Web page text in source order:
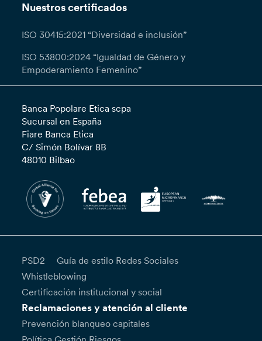
Nuestros certificados
ISO 30415:2021 “Diversidad e inclusión”
ISO 53800:2024 “Igualdad de Género y
Empoderamiento Femenino”
Banca Popolare Etica scpa
Sucursal en España
Fiare Banca Etica
C/ Simón Bolívar 8B
48010 Bilbao
PSD2
Guía de estilo Redes Sociales
Whistleblowing
Certificación institucional y social
Reclamaciones y atención al cliente
Prevención blanqueo capitales